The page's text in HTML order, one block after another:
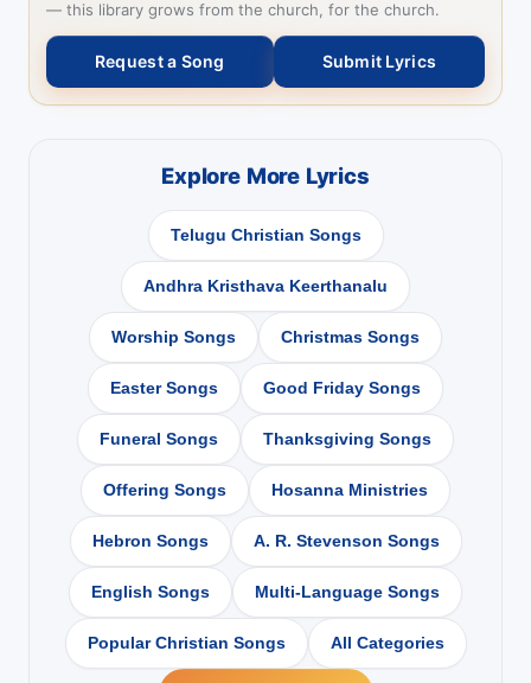
— this library grows from the church, for the church.
Request a Song Submit Lyrics
Explore More Lyrics
Telugu Christian Songs
Andhra Kristhava Keerthanalu
Worship Songs Christmas Songs
Easter Songs Good Friday Songs
Funeral Songs Thanksgiving Songs
Offering Songs Hosanna Ministries
Hebron Songs A. R. Stevenson Songs
English Songs Multi-Language Songs
Popular Christian Songs All Categories